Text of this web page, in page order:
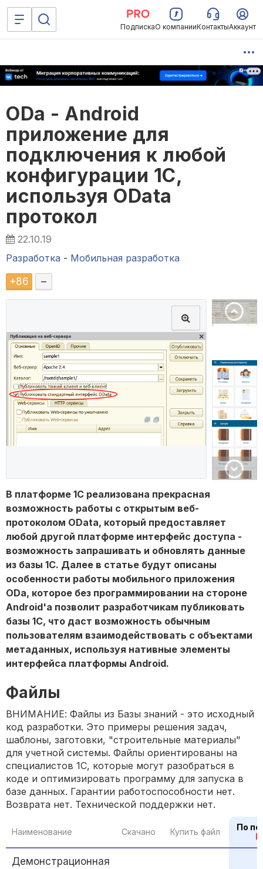
ПодпискаО компанииКонтактыАккаунт
ODa - Android
приложение для
подключения к любой
конфигурации 1С,
используя OData
протокол
22.10.19
Разработка - Мобильная разработка
+86 –
В платформе 1С реализована прекрасная
возможность работы с открытым веб-
протоколом OData, который предоставляет
любой другой платформе интерфейс доступа -
возможность запрашивать и обновлять данные
из базы 1С. Далее в статье будут описаны
особенности работы мобильного приложения
ODa, которое без программировании на стороне
Android'a позволит разработчикам публиковать
базы 1С, что даст возможность обычным
пользователям взаимодействовать с объектами
метаданных, используя нативные элементы
интерфейса платформы Android.
Файлы
ВНИМАНИЕ: Файлы из Базы знаний - это исходный
код разработки. Это примеры решения задач,
шаблоны, заготовки, "строительные материалы"
для учетной системы. Файлы ориентированы на
специалистов 1С, которые могут разобраться в
коде и оптимизировать программу для запуска в
базе данных. Гарантии работоспособности нет.
Возврата нет. Технической поддержки нет.
Наименование Скачано Купить файл
По
Демонстрационная